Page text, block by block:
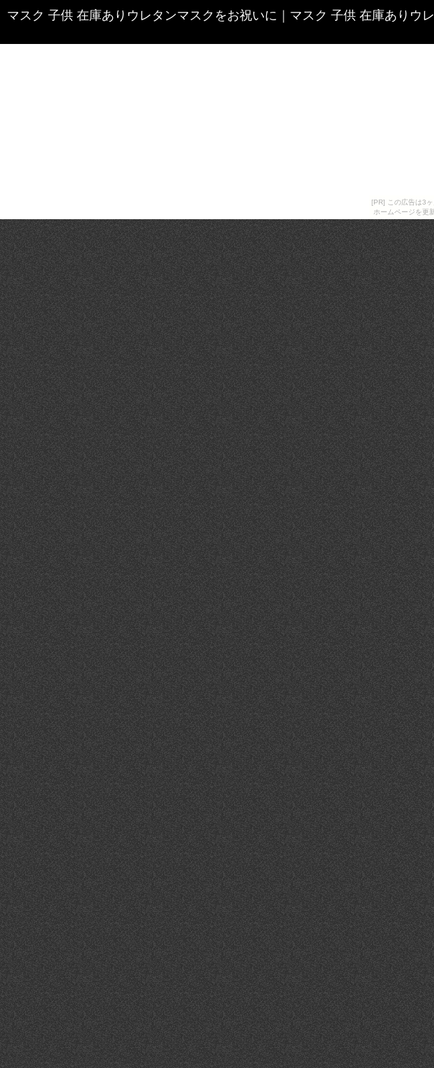
[PR] この広告は3ヶ
ホームページを更
マスク 子供 在庫ありウレタンマスクをお祝いに
マスク 子供 在庫ありウ